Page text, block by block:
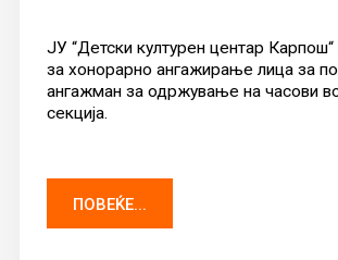
ЈУ “Детски културен центар
за хонорарно ангажирање лица за
ангажман за одржување на часови
секција.
ПОВЕЌЕ...